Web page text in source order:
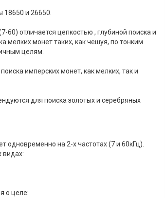
и 26650.
60) отличается цепкостью , глубиной поиска и
мелких монет таких, как чешуя, по тонким
целям.
имперских монет, как мелких, так и
для поиска золотых и серебряных
одновременно на 2-х частотах (7 и 60кГц).
видах:
о целе: